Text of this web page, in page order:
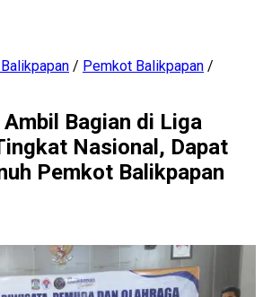
/ Pemkot Balikpapan /
Ambil Bagian di Liga
Nasional, Dapat
Pemkot Balikpapan